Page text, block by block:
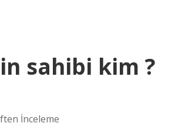
sahibi kim ?
İnceleme